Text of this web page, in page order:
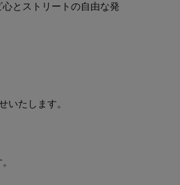
とストリートの自由な発
いたします。